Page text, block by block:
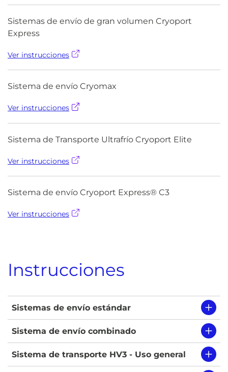
Sistemas de envío de gran volumen Cryoport
Express
Ver instrucciones
Sistema de envío Cryomax
Ver instrucciones
Sistema de Transporte Ultrafrío Cryoport Elite
Ver instrucciones
Sistema de envío Cryoport Express® C3
Ver instrucciones
Instrucciones
Sistemas de envío estándar
Sistema de envío combinado
Sistema de transporte HV3 - Uso general